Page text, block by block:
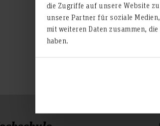
die Zugriffe auf unsere Website
unsere Partner für soziale
mit weiteren Daten zusammen,
haben.
HsH Gremien